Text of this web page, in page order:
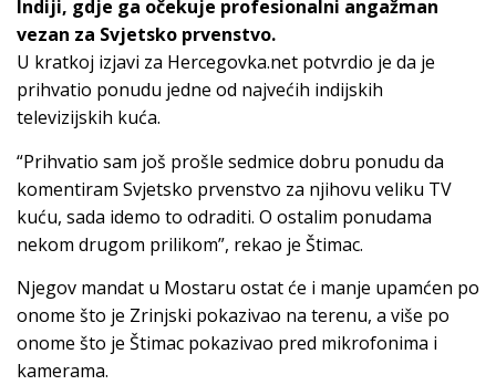
Indiji, gdje ga očekuje profesionalni angažman
vezan za Svjetsko prvenstvo.
U kratkoj izjavi za Hercegovka.net potvrdio je da je
prihvatio ponudu jedne od najvećih indijskih
televizijskih kuća.
“Prihvatio sam još prošle sedmice dobru ponudu da
komentiram Svjetsko prvenstvo za njihovu veliku TV
kuću, sada idemo to odraditi. O ostalim ponudama
nekom drugom prilikom”, rekao je Štimac.
Njegov mandat u Mostaru ostat će i manje upamćen po
onome što je Zrinjski pokazivao na terenu, a više po
onome što je Štimac pokazivao pred mikrofonima i
kamerama.